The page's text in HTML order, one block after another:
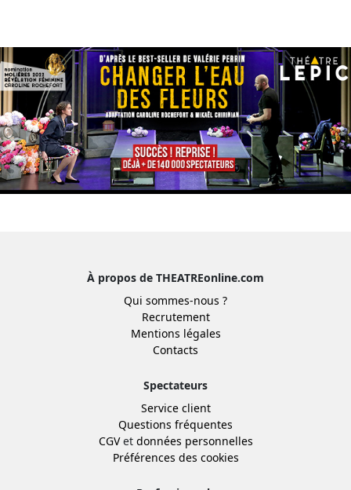
À propos de THEATREonline.com
Qui sommes-nous ?
Recrutement
Mentions légales
Contacts
Spectateurs
Service client
Questions fréquentes
CGVet données personnelles
Préférences des cookies